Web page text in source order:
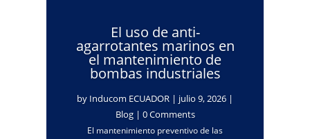
El uso de anti-
agarrotantes marinos en
el mantenimiento de
bombas industriales
by Inducom ECUADOR | julio 9, 2026 |
Blog| 0 Comments
El mantenimiento preventivo de las